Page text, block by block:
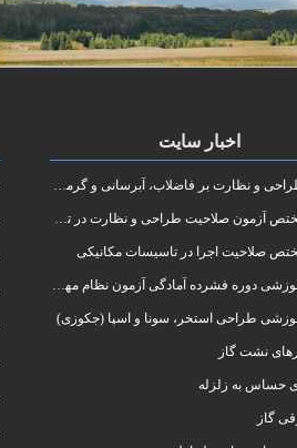
اخبار سایت
و نظارت بر فاضلاب، آبرسانی و گرمایش رادیاتور
آزمون صلاحیت طراحی و نظارت در تاسیسات مکانیکی
صلاحیت اجرا در تاسیسات مکانیکی
فشرده آمادگی آزمون نظام مهندسی در رشته طراحی و نظارت تاسیسات مکانیکی ساختمان
طراحی استخر، سونا و اسپا (جکوزی)
نشت گاز
حساس به زلزله
گاز